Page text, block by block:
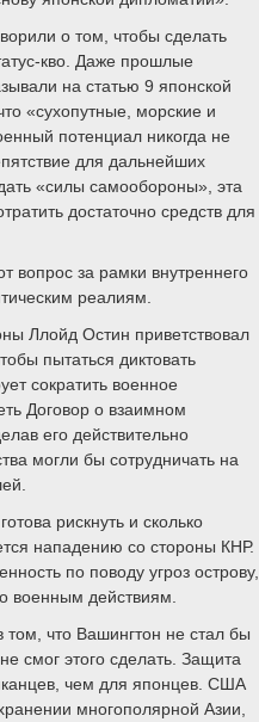
о том, чтобы сделать
кво. Даже прошлые
на статью 9 японской
«сухопутные, морские и
потенциал никогда не
для дальнейших
«силы самообороны», эта
достаточно средств для
вопрос за рамки внутреннего
реалиям.
Ллойд Остин приветствовал
пытаться диктовать
сократить военное
Договор о взаимном
его действительно
могли бы сотрудничать на
рискнуть и сколько
нападению со стороны КНР.
по поводу угроз острову,
военным действиям.
том, что Вашингтон не стал бы
смог этого сделать. Защита
чем для японцев. США
многополярной Азии,